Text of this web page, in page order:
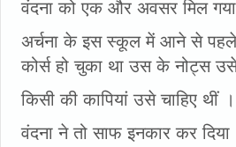
वंदना को एक और अवसर मिल
अर्चना के इस स्कूल में आने से पहले
कोर्स हो चुका था उस के नोट्स
किसी की कापियां उसे चाहिए थीं ।
वंदना ने तो साफ इनकार कर दिया